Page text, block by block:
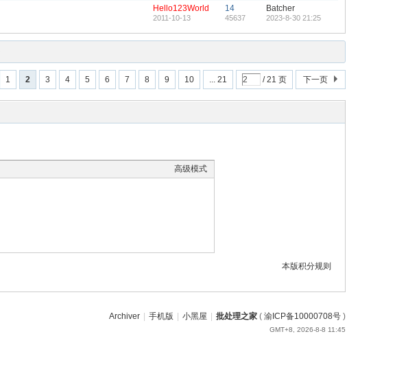
Hello123World
2011-10-13
14
45637
Batcher
2023-8-30 21:25
1 2 3 4 5 6 7 8 9 10 ... 21 / 21 页 下一页
高级模式
本版积分规则
Archiver 手机版 小黑屋 批处理之家 ( 渝ICP备10000708号 )
GMT+8, 2026-8-8 11:45